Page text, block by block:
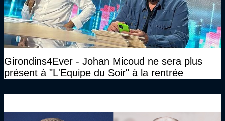
Girondins4Ever - Johan Micoud ne sera plus
présent à "L'Equipe du Soir" à la rentrée